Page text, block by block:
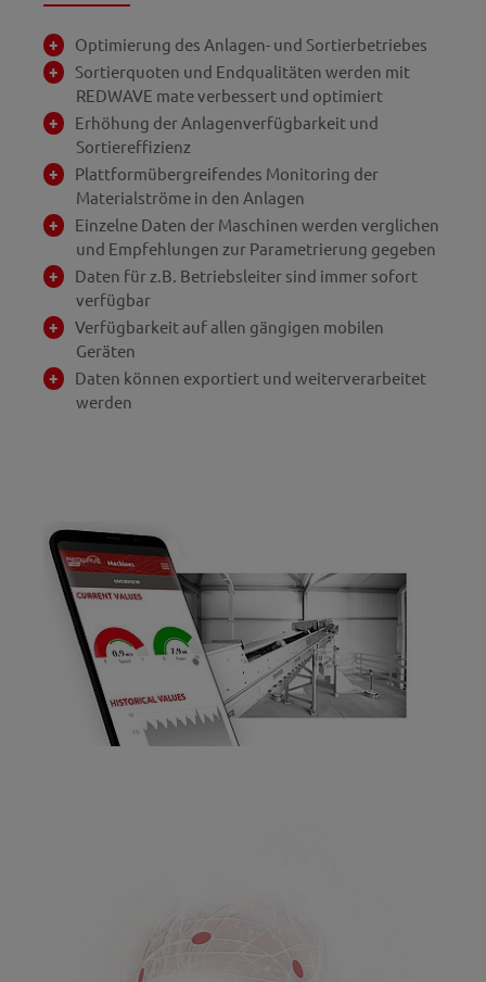
Optimierung des Anlagen- und Sortierbetriebes
Sortierquoten und Endqualitäten werden mit
REDWAVE mate verbessert und optimiert
Erhöhung der Anlagenverfügbarkeit und
Sortiereffizienz
Plattformübergreifendes Monitoring der
Materialströme in den Anlagen
Einzelne Daten der Maschinen werden verglichen
und Empfehlungen zur Parametrierung gegeben
Daten für z.B. Betriebsleiter sind immer sofort
verfügbar
Verfügbarkeit auf allen gängigen mobilen
Geräten
Daten können exportiert und weiterverarbeitet
werden